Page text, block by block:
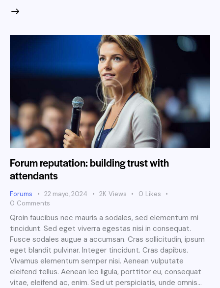
Forum reputation: building trust with
attendants
Forums 22 mayo, 2024 2K Views 0 Likes
0 Comments
Qroin faucibus nec mauris a sodales, sed elementum mi
tincidunt. Sed eget viverra egestas nisi in consequat.
Fusce sodales augue a accumsan. Cras sollicitudin, ipsum
eget blandit pulvinar. Integer tincidunt. Cras dapibus.
Vivamus elementum semper nisi. Aenean vulputate
eleifend tellus. Aenean leo ligula, porttitor eu, consequat
vitae, eleifend ac, enim. Sed ut perspiciatis, unde omnis…